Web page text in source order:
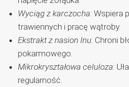
Wyciąg z karczocha: Wspiera
trawiennych i pracę wątroby.
Ekstrakt z nasion lnu: Chroni
pokarmowego.
Mikrokryształowa celuloza:
regularność.